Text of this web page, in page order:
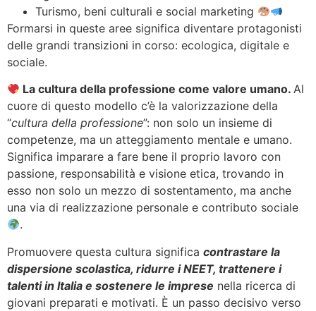
Turismo, beni culturali e social marketing
Formarsi in queste aree significa diventare protagonisti
delle grandi transizioni in corso: ecologica, digitale e
sociale.
La cultura della professione come valore umano.Al
cuore di questo modello c’è la valorizzazione della
“cultura della professione”: non solo un insieme di
competenze, ma un atteggiamento mentale e umano.
Significa imparare a fare bene il proprio lavoro con
passione, responsabilità e visione etica, trovando in
esso non solo un mezzo di sostentamento, ma anche
una via di realizzazione personale e contributo sociale
.
Promuovere questa cultura significa contrastare la
dispersione scolastica, ridurre i NEET, trattenere i
talenti in Italia e sostenere le imprese nella ricerca di
giovani preparati e motivati. È un passo decisivo verso